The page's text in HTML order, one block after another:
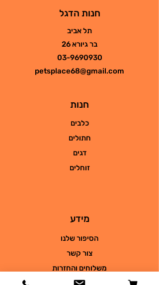
חנות הדגל
תל אביב
בר גיורא 26
03-9690930
petsplace68@gmail.com
חנות
כלבים
חתולים
דגים
זוחלים
מידע
הסיפור שלנו
צור קשר
משלוחים והחזרות
מדיניות החנות